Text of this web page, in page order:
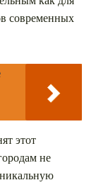
современных
этот
не